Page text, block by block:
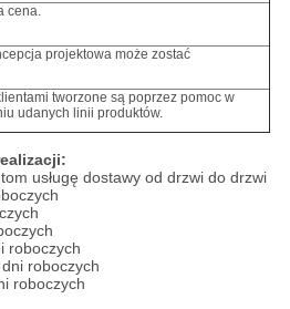
cena.
projektowa może zostać
tworzone są poprzez pomoc w
udanych linii produktów.
usługę dostawy od drzwi do drzwi
roboczych
roboczych
roboczych